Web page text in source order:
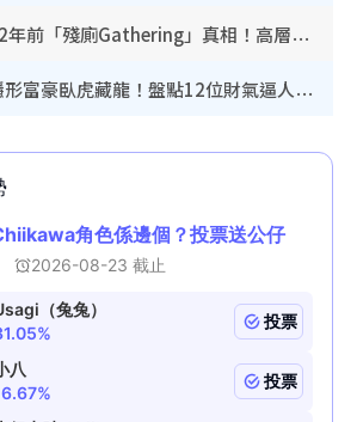
林芊妤親解12年前「殘廁Gathering」真相！高層解約一句話重創尊嚴至今拒返TVB
《愛回家》隱形富豪臥虎藏龍！盤點12位財氣逼人的有錢藝人：呢位靚女3億身家唔憂做